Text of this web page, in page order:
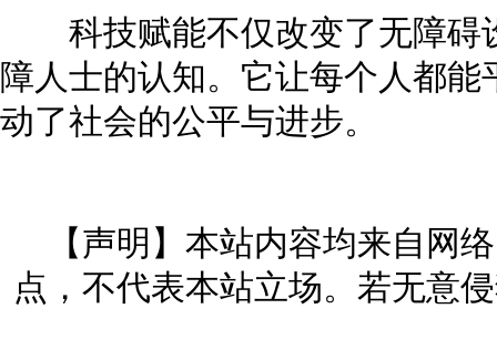
科技赋能不仅改变了无障碍
障人士的认知。它让每个人都
动了社会的公平与进步。
【声明】本站内容均来自网
点，不代表本站立场。若无意